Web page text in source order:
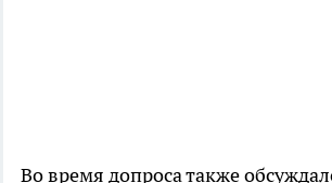
Во время допроса также